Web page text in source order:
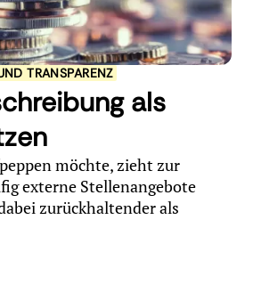
TRANSPARENZ
als
möchte, zieht zur
externe Stellenangebote
zurückhaltender als